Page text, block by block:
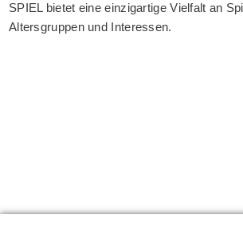
SPIEL bietet eine einzigartige Vielfalt an
Altersgruppen und Interessen.